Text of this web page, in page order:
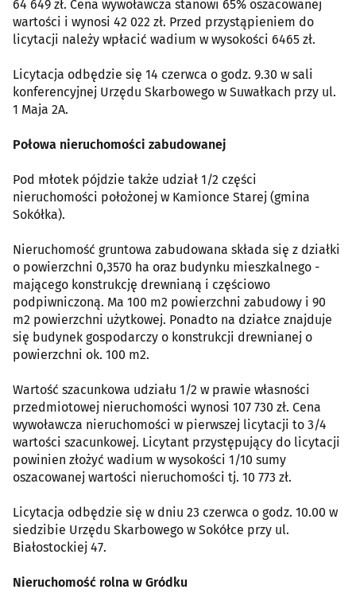
64 649 zł. Cena wywoławcza stanowi 65% oszacowanej
wartości i wynosi 42 022 zł. Przed przystąpieniem do
licytacji należy wpłacić wadium w wysokości 6465 zł.
Licytacja odbędzie się 14 czerwca o godz. 9.30 w sali
konferencyjnej Urzędu Skarbowego w Suwałkach przy ul.
1 Maja 2A.
Połowa nieruchomości zabudowanej
Pod młotek pójdzie także udział 1/2 części
nieruchomości położonej w Kamionce Starej (gmina
Sokółka).
Nieruchomość gruntowa zabudowana składa się z działki
o powierzchni 0,3570 ha oraz budynku mieszkalnego -
mającego konstrukcję drewnianą i częściowo
podpiwniczoną. Ma 100 m2 powierzchni zabudowy i 90
m2 powierzchni użytkowej. Ponadto na działce znajduje
się budynek gospodarczy o konstrukcji drewnianej o
powierzchni ok. 100 m2.
Wartość szacunkowa udziału 1/2 w prawie własności
przedmiotowej nieruchomości wynosi 107 730 zł. Cena
wywoławcza nieruchomości w pierwszej licytacji to 3/4
wartości szacunkowej. Licytant przystępujący do licytacji
powinien złożyć wadium w wysokości 1/10 sumy
oszacowanej wartości nieruchomości tj. 10 773 zł.
Licytacja odbędzie się w dniu 23 czerwca o godz. 10.00 w
siedzibie Urzędu Skarbowego w Sokółce przy ul.
Białostockiej 47.
Nieruchomość rolna w Gródku